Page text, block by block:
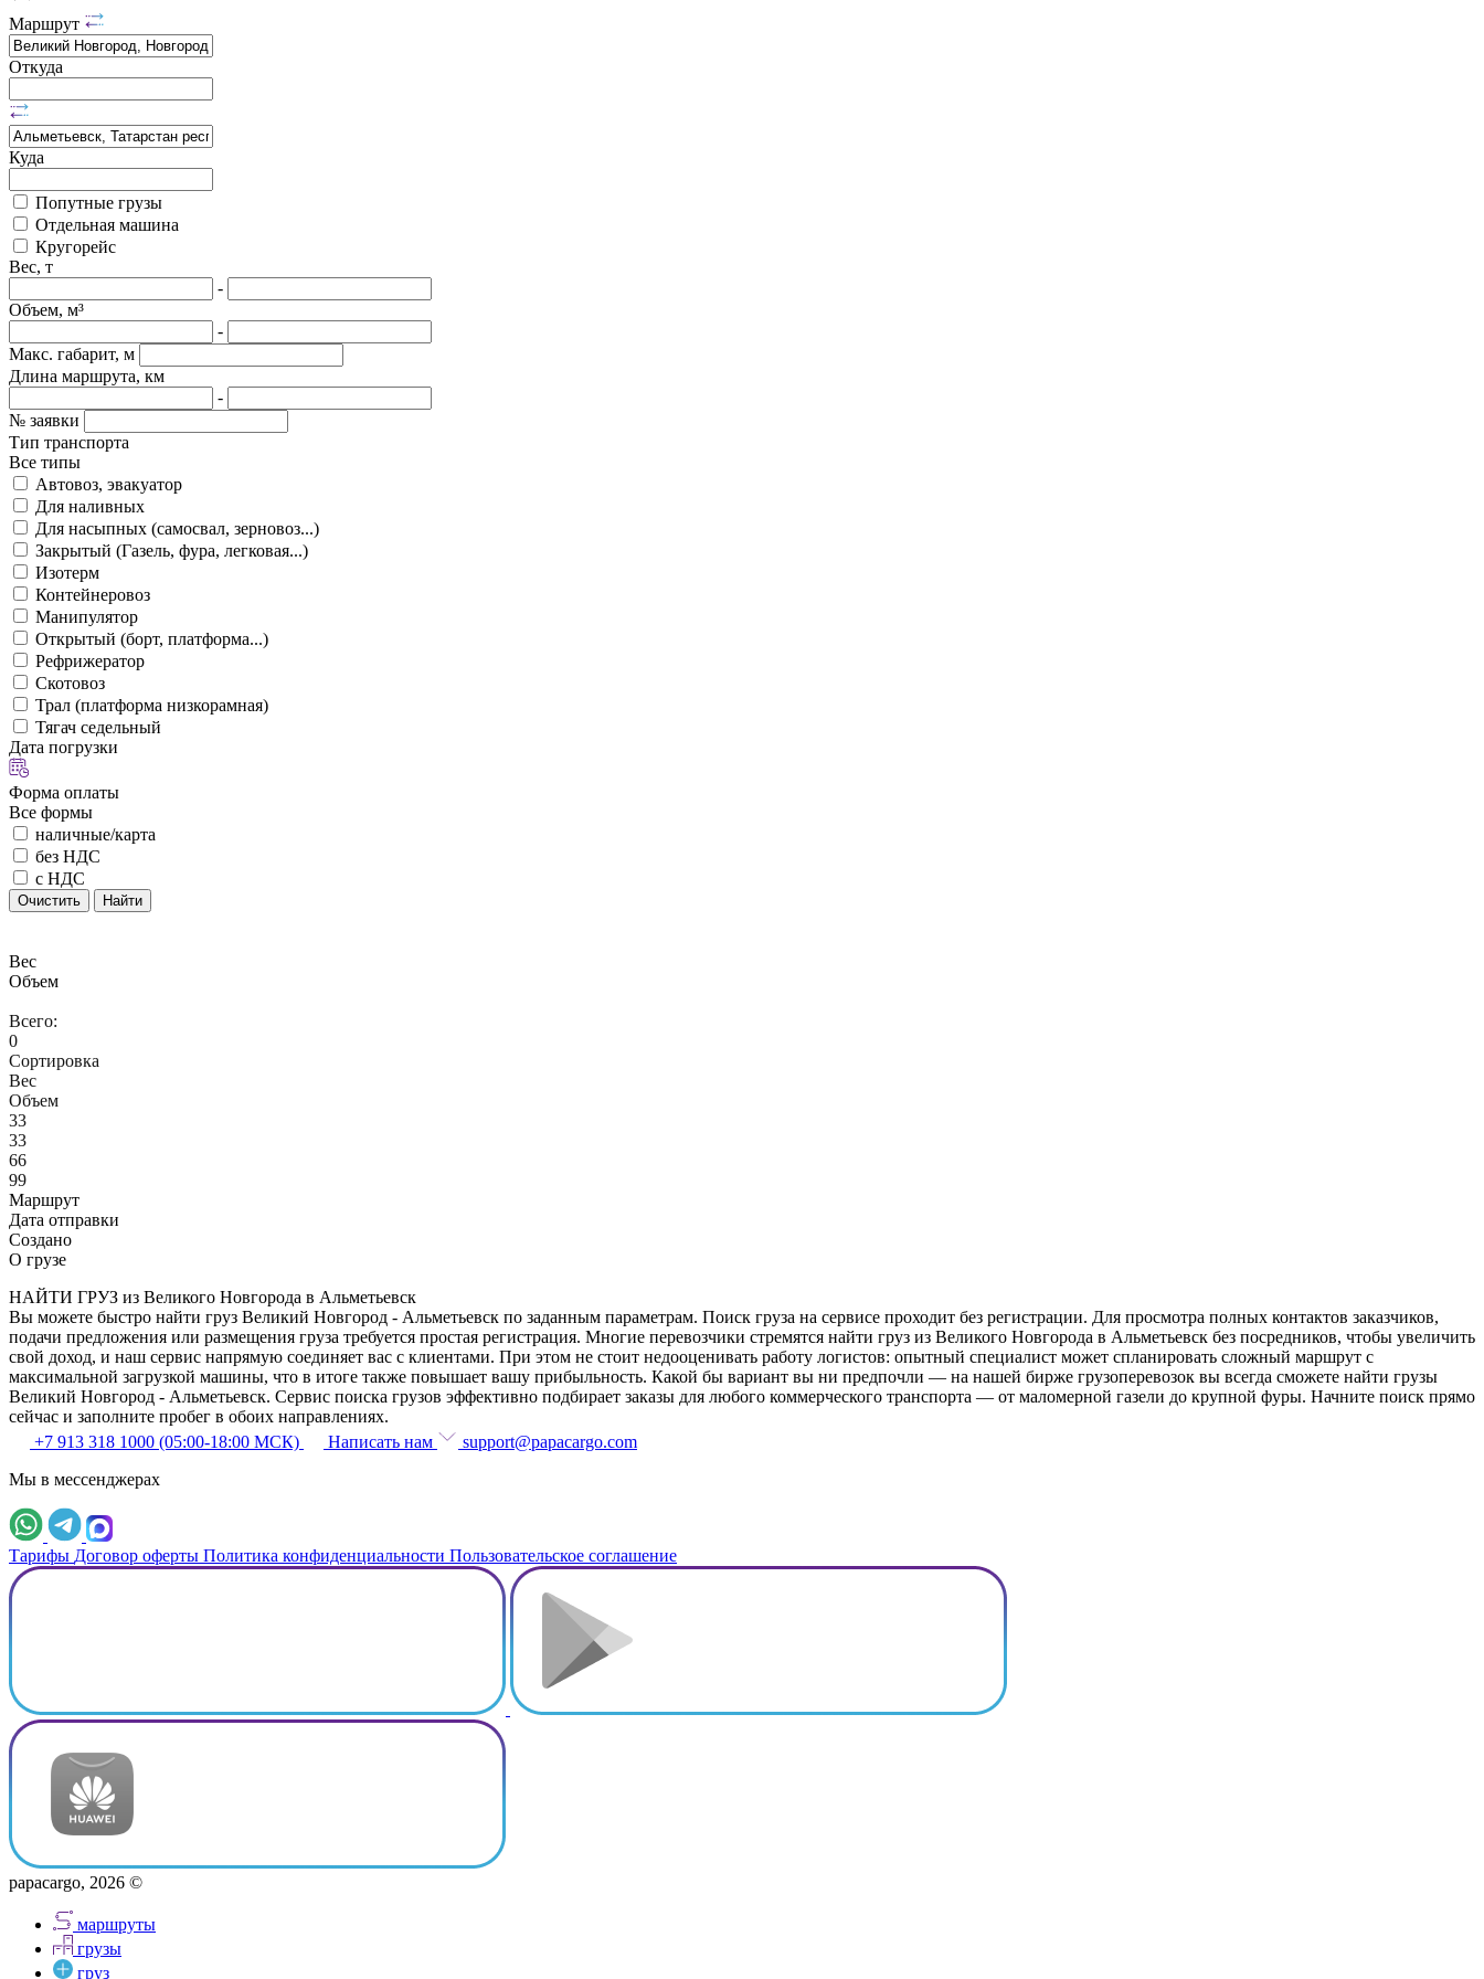
Маршрут
Откуда
Куда
Попутные грузы
Отдельная машина
Кругорейс
Вес, т
-
Объем, м³
-
Макс. габарит, м
Длина маршрута, км
-
№ заявки
Тип транспорта
Все типы
Автовоз, эвакуатор
Для наливных
Для насыпных (самосвал, зерновоз...)
Закрытый (Газель, фура, легковая...)
Изотерм
Контейнеровоз
Манипулятор
Открытый (борт, платформа...)
Рефрижератор
Скотовоз
Трал (платформа низкорамная)
Тягач седельный
Дата погрузки
Форма оплаты
Все формы
наличные/карта
без НДС
с НДС
Очистить Найти
Вес
Объем
Всего:
0
Сортировка
Вес
Объем
33
33
66
99
Маршрут
Дата отправки
Создано
О грузе
НАЙТИ ГРУЗ из Великого Новгорода в Альметьевск
Вы можете быстро найти груз Великий Новгород - Альметьевск по заданным параметрам. Поиск груза на сервисе проходит без регистрации. Для просмотра полных контактов заказчиков,
подачи предложения или размещения груза требуется простая регистрация. Многие перевозчики стремятся найти груз из Великого Новгорода в Альметьевск без посредников, чтобы увеличить
свой доход, и наш сервис напрямую соединяет вас с клиентами. При этом не стоит недооценивать работу логистов: опытный специалист может спланировать сложный маршрут с
максимальной загрузкой машины, что в итоге также повышает вашу прибыльность. Какой бы вариант вы ни предпочли — на нашей бирже грузоперевозок вы всегда сможете найти грузы
Великий Новгород - Альметьевск. Сервис поиска грузов эффективно подбирает заказы для любого коммерческого транспорта — от маломерной газели до крупной фуры. Начните поиск прямо
сейчас и заполните пробег в обоих направлениях.
+7 913 318 1000 (05:00-18:00 МСК)
Написать нам
support@papacargo.com
Мы в мессенджерах
Тарифы Договор оферты Политика конфиденциальности Пользовательское соглашение
papacargo, 2026 ©
маршруты
грузы
груз